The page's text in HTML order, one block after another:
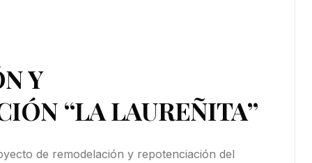
Y
“LA LAUREÑITA”
de remodelación y repotenciación del